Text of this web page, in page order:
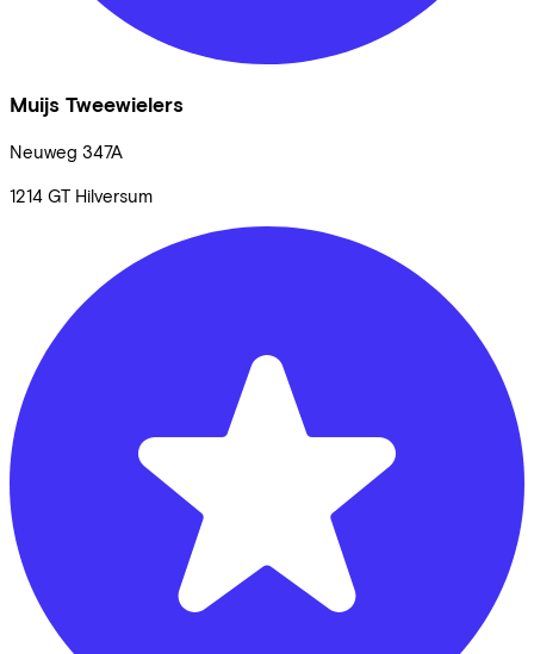
Muijs Tweewielers
Neuweg 347A
1214 GT Hilversum